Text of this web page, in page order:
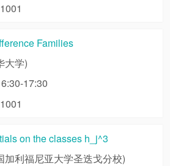
Families
大学)
17:30
on the classes h_j^3
加利福尼亚大学圣迭戈分校)